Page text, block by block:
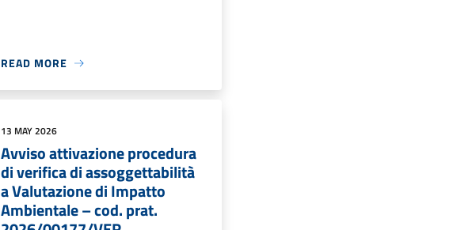
READ MORE
13 MAY 2026
Avviso attivazione procedura
di verifica di assoggettabilità
a Valutazione di Impatto
Ambientale – cod. prat.